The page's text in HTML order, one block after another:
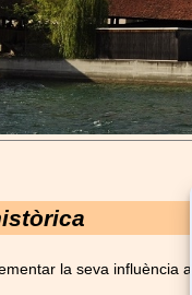
la seva influència